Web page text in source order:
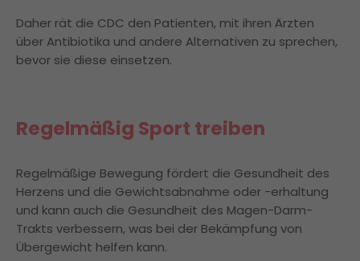
Daher rät die CDC den Patienten, mit ihren Ärzten
über Antibiotika und andere Alternativen zu sprechen,
bevor sie diese einsetzen.
Regelmäßig Sport treiben
Regelmäßige Bewegung fördert die Gesundheit des
Herzens und die Gewichtsabnahme oder -erhaltung
und kann auch die Gesundheit des Magen-Darm-
Trakts verbessern, was bei der Bekämpfung von
Übergewicht helfen kann.